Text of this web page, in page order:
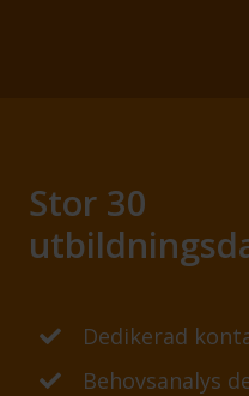
Stor 30
Dedikerad
Behovsanalys